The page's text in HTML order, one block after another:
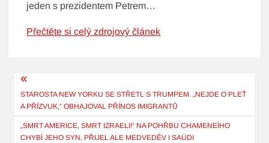
jeden s prezidentem Petrem…
Přečtěte si celý zdrojový článek
Navigace
pro
příspěvek
STAROSTA NEW YORKU SE STŘETL S TRUMPEM. „NEJDE O PLEŤ
A PŘÍZVUK,“ OBHAJOVAL PŘÍNOS IMIGRANTŮ
„SMRT AMERICE, SMRT IZRAELI!“ NA POHŘBU CHAMENEÍHO
CHYBÍ JEHO SYN, PŘIJEL ALE MEDVEDĚV I SAÚDI